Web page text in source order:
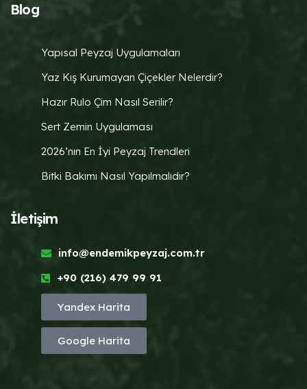
Blog
Yapısal Peyzaj Uygulamaları
Yaz Kış Kurumayan Çiçekler Nelerdir?
Hazır Rulo Çim Nasıl Serilir?
Sert Zemin Uygulaması
2026’nın En İyi Peyzaj Trendleri
Bitki Bakımı Nasıl Yapılmalıdır?
İletişim
info@endemikpeyzaj.com.tr
+90 (216) 479 99 91
Yandex Harita
Google Harita